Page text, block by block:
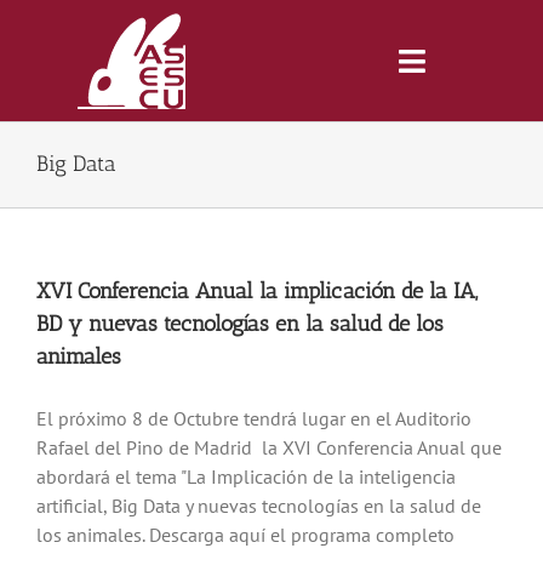
Toggle
Inicio
Tienda
Lonjas
Symposiums
Big Data
XVI Conferencia Anual la implicación de la IA,
BD y nuevas tecnologías en la salud de los
animales
El próximo 8 de Octubre tendrá lugar en el Auditorio
Rafael del Pino de Madrid la XVI Conferencia Anual que
abordará el tema "La Implicación de la inteligencia
artificial, Big Data y nuevas tecnologías en la salud de
los animales. Descarga aquí el programa completo